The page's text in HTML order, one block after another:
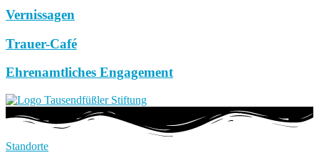
Vernissagen
Trauer-Café
Ehrenamtliches Engagement
Standorte